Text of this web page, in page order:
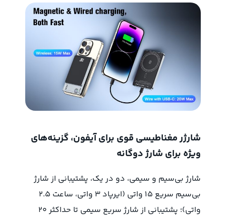
شارژر مغناطیسی قوی برای آیفون، گزینه‌های
ویژه برای شارژ دوگانه
شارژ بی‌سیم و سیمی، دو در یک، پشتیبانی از شارژ
بی‌سیم سریع ۱۵ واتی (ایرپاد ۳ واتی، ساعت ۲.۵
واتی)؛ پشتیبانی از شارژ سریع سیمی تا حداکثر ۲۰